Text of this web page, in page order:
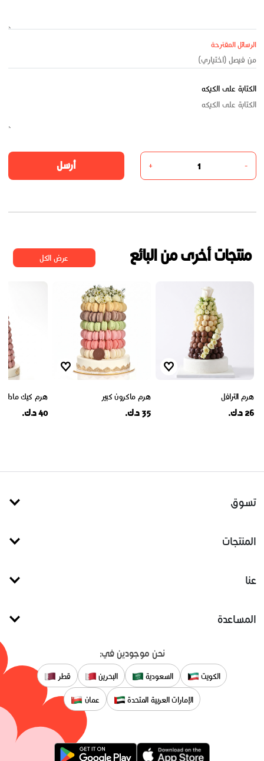
الرسائل المقترحة
الكتابة على الكيكه
-
+ أرسل
منتجات أخرى من البائع عرض الكل
هرم الترافل
26 د.ك.
هرم ماكرون كبير
35 د.ك.
هرم كيك مادلين
40 د.ك.
تسوق
المنتجات
عنا
المساعدة
نحن موجودين في:
الكويت السعودية البحرين قطر
الإمارات العربية المتحدة عمان